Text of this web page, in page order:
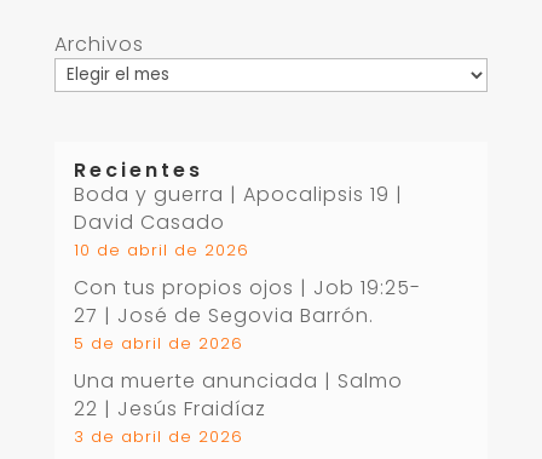
Archivos
Recientes
Boda y guerra | Apocalipsis 19 |
David Casado
10 de abril de 2026
Con tus propios ojos | Job 19:25-
27 | José de Segovia Barrón.
5 de abril de 2026
Una muerte anunciada | Salmo
22 | Jesús Fraidíaz
3 de abril de 2026